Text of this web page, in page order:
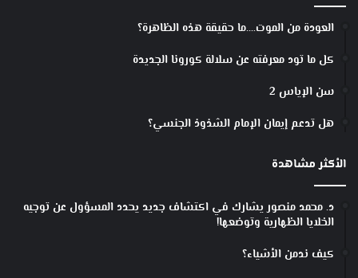
العودة من الموت….ما حقيقة هذه الظاهرة؟
كل ما تود معرفته عن سلالة كورونا الجديدة
سن الإياس 2
هل تدعم إيمان الإمام الشذوذ الجنسي؟
الأكثر مشاهدة
د. محمد منصور يشارك في اكتشاف جديد يحدد المسؤول عن توجيه
الخلايا الظهارية وتوضعها!
كيف ندمن الأشياء؟